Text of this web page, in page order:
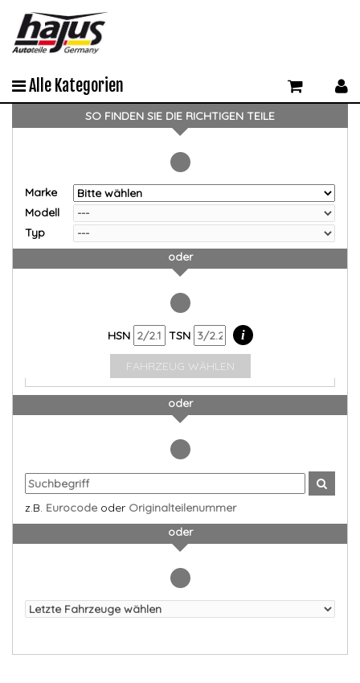
Alle Kategorien
SO FINDEN SIE DIE RICHTIGEN TEILE
Marke
Modell
Typ
oder
HSN TSN i
FAHRZEUG WÄHLEN
oder
z.B. Eurocode oder Originalteilenummer
oder